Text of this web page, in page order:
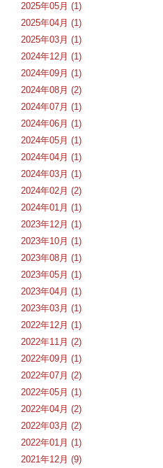
2025年05月 (1)
2025年04月 (1)
2025年03月 (1)
2024年12月 (1)
2024年09月 (1)
2024年08月 (2)
2024年07月 (1)
2024年06月 (1)
2024年05月 (1)
2024年04月 (1)
2024年03月 (1)
2024年02月 (2)
2024年01月 (1)
2023年12月 (1)
2023年10月 (1)
2023年08月 (1)
2023年05月 (1)
2023年04月 (1)
2023年03月 (1)
2022年12月 (1)
2022年11月 (2)
2022年09月 (1)
2022年07月 (2)
2022年05月 (1)
2022年04月 (2)
2022年03月 (2)
2022年01月 (1)
2021年12月 (9)